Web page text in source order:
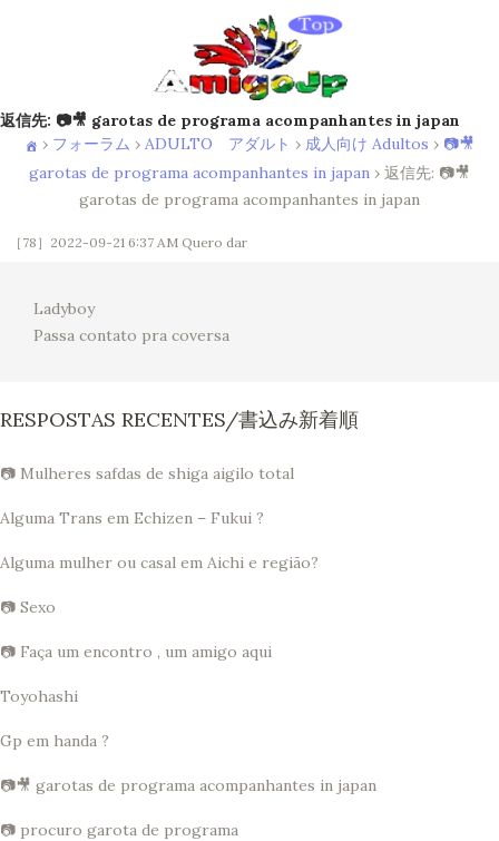
返信先: 📷🎥 garotas de programa acompanhantes in japan
› フォーラム › ADULTO アダルト › 成人向け Adultos › 📷🎥
garotas de programa acompanhantes in japan › 返信先: 📷🎥
garotas de programa acompanhantes in japan
［78］2022-09-21 6:37 AM Quero dar
Ladyboy
Passa contato pra coversa
RESPOSTAS RECENTES/書込み新着順
📷 Mulheres safdas de shiga aigilo total
Alguma Trans em Echizen – Fukui ?
Alguma mulher ou casal em Aichi e região?
📷 Sexo
📷 Faça um encontro , um amigo aqui
Toyohashi
Gp em handa ?
📷🎥 garotas de programa acompanhantes in japan
📷 procuro garota de programa